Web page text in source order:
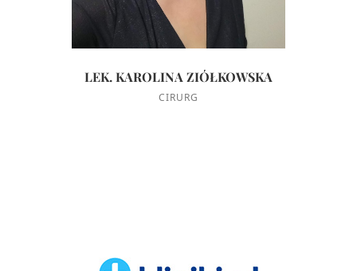
LEK. KAROLINA ZIÓŁKOWSKA
CIRURG